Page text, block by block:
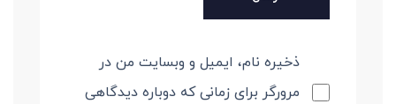
ذخیره نام، ایمیل و وبسایت من در
مرورگر برای زمانی که دوباره دیدگاهی